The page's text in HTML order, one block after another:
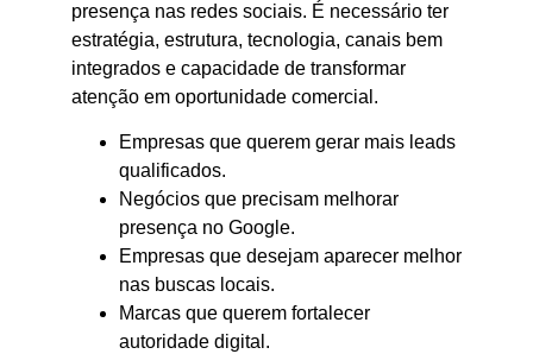
presença nas redes sociais. É necessário ter
estratégia, estrutura, tecnologia, canais bem
integrados e capacidade de transformar
atenção em oportunidade comercial.
Empresas que querem gerar mais leads
qualificados.
Negócios que precisam melhorar
presença no Google.
Empresas que desejam aparecer melhor
nas buscas locais.
Marcas que querem fortalecer
autoridade digital.